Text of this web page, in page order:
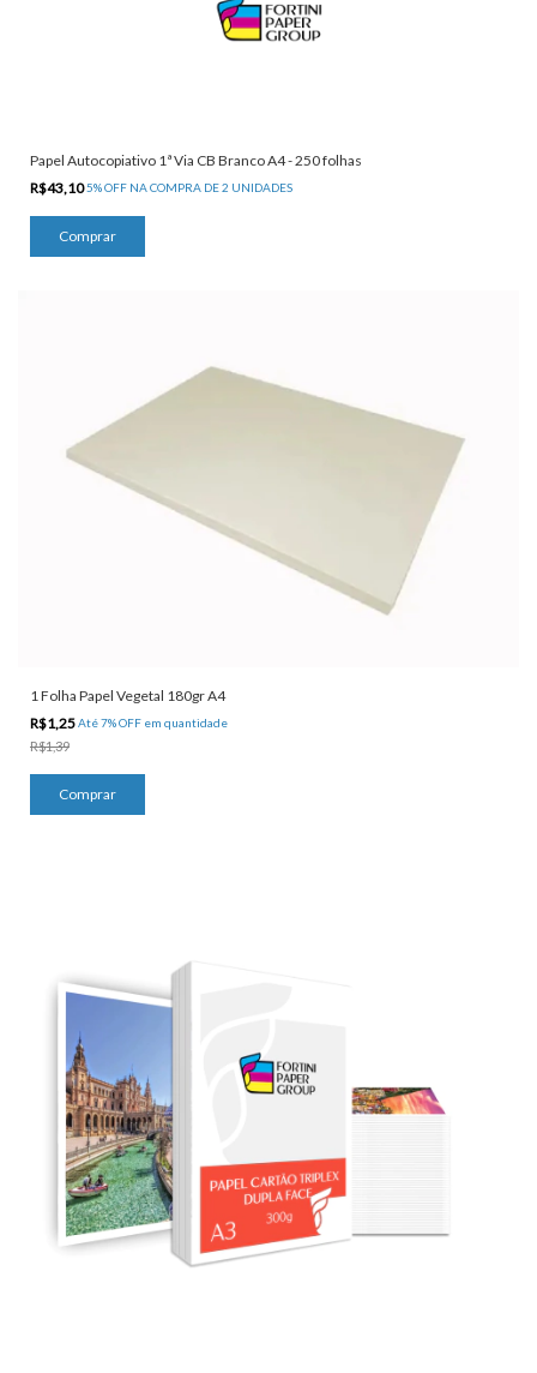
Papel Autocopiativo 1ª Via CB Branco A4 - 250 folhas
R$43,105% OFF NA COMPRA DE 2 UNIDADES
1 Folha Papel Vegetal 180gr A4
R$1,25Até 7% OFF em quantidade
R$1,39